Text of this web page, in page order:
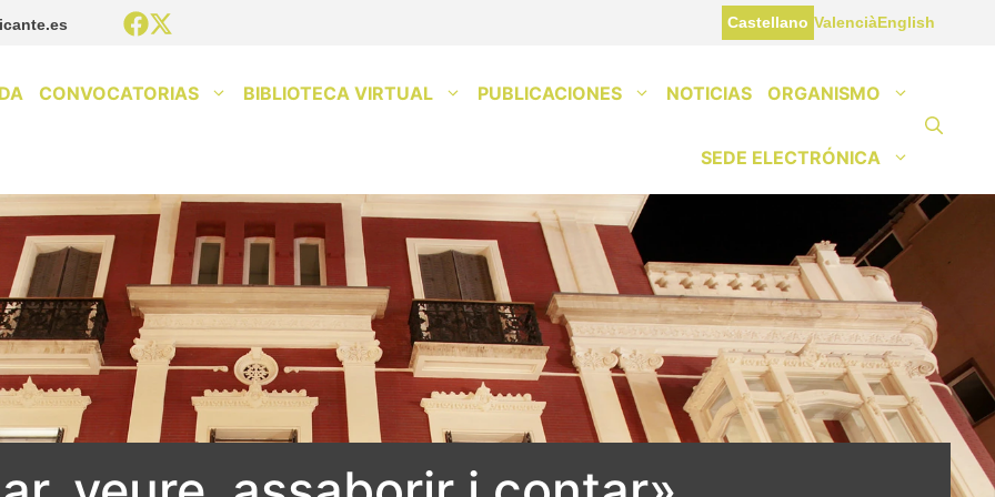
Castellano ValenciàEnglish
CONVOCATORIAS BIBLIOTECA VIRTUAL PUBLICACIONES NOTICIAS ORGANISMO
SEDE ELECTRÓNICA